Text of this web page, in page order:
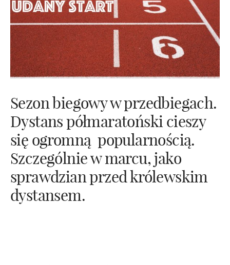
Sezon biegowy w przedbiegach.
Dystans półmaratoński cieszy
się ogromną popularnością.
Szczególnie w marcu, jako
sprawdzian przed królewskim
dystansem.